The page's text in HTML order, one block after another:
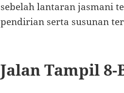
sebelah lantaran jasmani
pendirian serta susunan
Jalan Tampil 8-